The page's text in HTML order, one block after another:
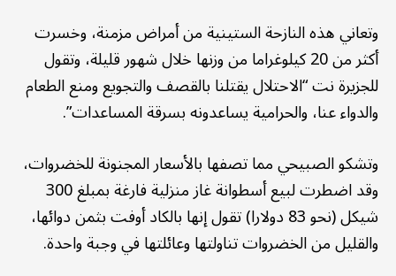
وتعاني هذه النازحة الستينية من أمراض مزمنة، وخسرت
أكثر من 20 كيلوغراما من وزنها خلال شهور قليلة، وتقول
للجزيرة نت “الاحتلال يقتلنا بالقصف والتجويع ومنع الطعام
والدواء عنا، والحرامية يساعدونه بسرقة المساعدات”.
وتشكو الصبيحي مما تصفها بالأسعار المجنونة للخضروات،
وقد اضطرت لبيع أسطوانة غاز منزلية فارغة بمبلغ 300
شيكل (نحو 83 دولارا) تقول إنها بالكاد أوفت بثمن دوائها،
والقليل من الخضروات تناولتها وعائلتها في وجبة واحدة.